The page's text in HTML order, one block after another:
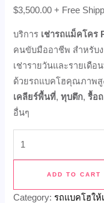
$3,500.00 + Free
บริการ เช่ารถแม็คโคร
คนขับมืออาชีพ สำหรับ
เช่ารายวันและรายเดื
ด้วยรถแบคโฮคุณภาพสู
เคลียร์พื้นที่,ทุบตึก,รื้อ
อื่นๆ
ADD TO CART
Category:รถแบคโฮให้